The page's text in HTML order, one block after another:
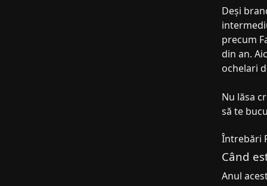
Deși
precum
din an.
ochelari
Nu lăsa
să te
Întrebări
Când
Anul